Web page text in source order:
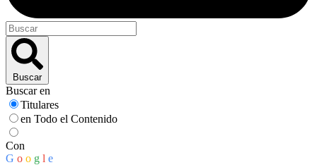
Buscar
Buscar en
Titulares
en Todo el Contenido
Con
G o o g l e